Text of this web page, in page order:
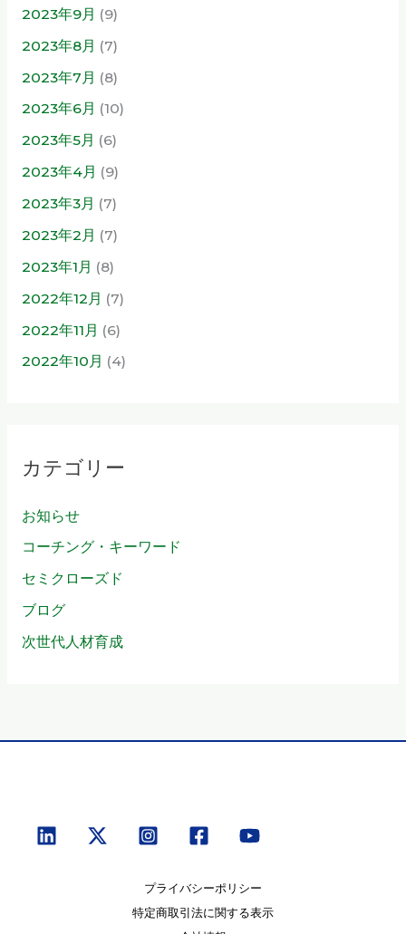
2023年9月 (9)
2023年8月 (7)
2023年7月 (8)
2023年6月 (10)
2023年5月 (6)
2023年4月 (9)
2023年3月 (7)
2023年2月 (7)
2023年1月 (8)
2022年12月 (7)
2022年11月 (6)
2022年10月 (4)
カテゴリー
お知らせ
コーチング・キーワード
セミクローズド
ブログ
次世代人材育成
プライバシーポリシー
特定商取引法に関する表示